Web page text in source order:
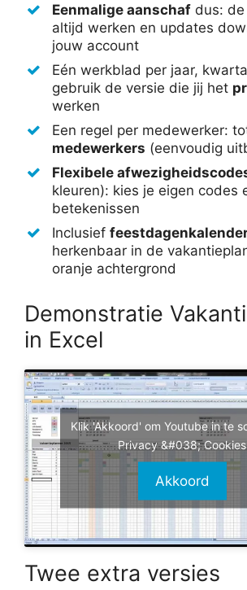
Eenmalige aanschaf dus:
altijd werken en updates
jouw account
Eén werkblad per jaar,
gebruik de versie die jij het
werken
Een regel per medewerker:
medewerkers (eenvoudig
Flexibele
kleuren): kies je eigen codes
betekenissen
Inclusief
herkenbaar in de
oranje achtergrond
Demonstratie
in Excel
Klik 'Akkoord' om Youtube in te
Privacy &#038; Cookies
Akkoord
Twee extra versies